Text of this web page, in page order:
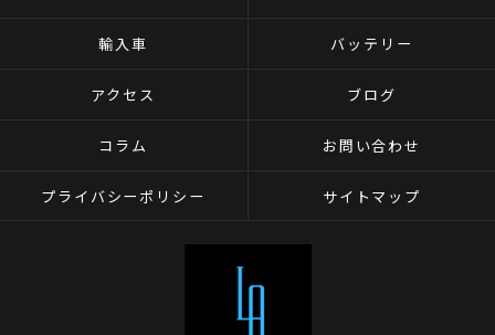
輸入車 バッテリー
アクセス ブログ
コラム お問い合わせ
プライバシーポリシー サイトマップ